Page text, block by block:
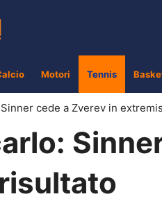
Motori Tennis
cede a Zverev in